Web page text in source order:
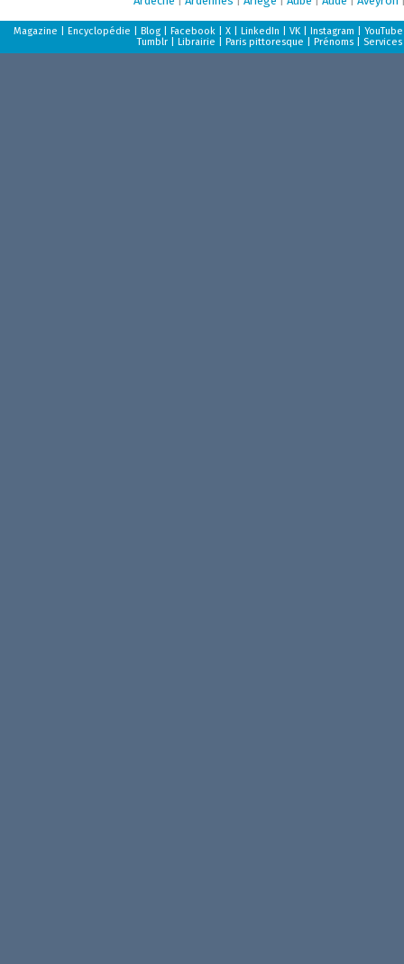
Magazine |Encyclopédie |Blog |Facebook |X |LinkedIn |VK |Instagram |YouTube
Tumblr |Librairie |Paris pittoresque |Prénoms Services